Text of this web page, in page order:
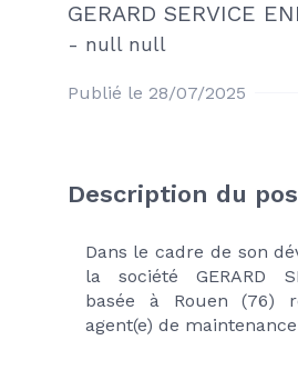
GERARD SERVICE
- null null
Publié le 28/07/2025
Description du
Dans le cadre de son
la société GERARD
basée à Rouen (76)
agent(e) de